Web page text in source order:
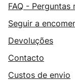
FAQ -
Seguir a
Devoluções
Contacto
Custos de envio